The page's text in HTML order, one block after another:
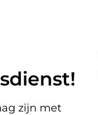
zijn met